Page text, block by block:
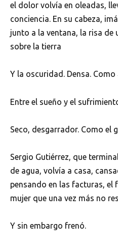
el dolor volvía en oleadas,
conciencia. En su cabeza,
junto a la ventana, la risa de
sobre la tierra
Y la oscuridad. Densa. Como
Entre el sueño y el
Seco, desgarrador. Como el
Sergio Gutiérrez, que
de agua, volvía a casa,
pensando en las facturas,
mujer que una vez más no
Y sin embargo frenó.